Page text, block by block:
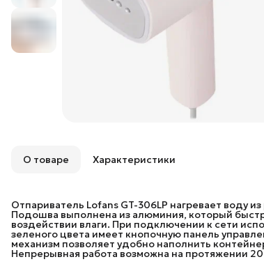
О товаре Характеристики
Отпариватель Lofans GT-306LP нагревает воду
Подошва выполнена из алюминия, который
воздействии влаги. При подключении к сети
зеленого цвета имеет кнопочную панель
механизм позволяет удобно наполнить
Непрерывная работа возможна на протяжении